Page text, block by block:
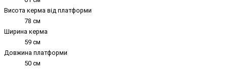
Висота керма від платформи
78 см
Ширина керма
59 см
Довжина платформи
50 см